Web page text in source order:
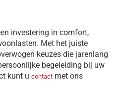
investering in comfort,
Met het juiste
keuzes die jarenlang
begeleiding bij uw
kunt u contact met ons